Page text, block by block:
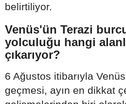
belirtiliyor.
Venüs'ün Terazi
yolculuğu hangi
çıkarıyor?
6 Ağustos itibarıyla
geçmesi, ayın en dikkat